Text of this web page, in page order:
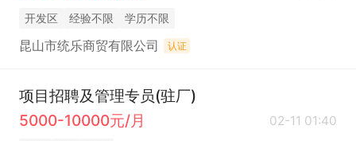
开发区 经验不限 学历不限
昆山市统乐商贸有限公司 认证
项目招聘及管理专员(驻厂)
5000-10000元/月
02-11 01:40